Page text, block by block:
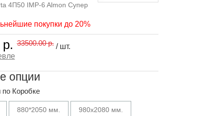
4П50 IMP-6 Almon Супер
покупки до 20%
33500.00 р./ шт.
опции
Коробке
880*2050 мм. 980х2080 мм.